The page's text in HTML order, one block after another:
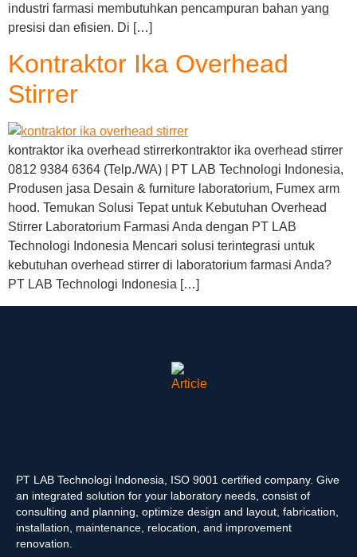
industri farmasi membutuhkan pencampuran bahan yang
presisi dan efisien. Di […]
Kontraktor Ika Overhead
Stirrer
kontraktor ika overhead stirrerkontraktor ika overhead stirrer
0812 9384 6364 (Telp./WA) | PT LAB Technologi Indonesia,
Produsen jasa Desain & furniture laboratorium, Fumex arm
hood. Temukan Solusi Tepat untuk Kebutuhan Overhead
Stirrer Laboratorium Farmasi Anda dengan PT LAB
Technologi Indonesia Mencari solusi terintegrasi untuk
kebutuhan overhead stirrer di laboratorium farmasi Anda?
PT LAB Technologi Indonesia […]
PT LAB Technologi Indonesia, ISO 9001 certified company. Give
an integrated solution for your laboratory needs, consist of
consulting and planning, optimize design and layout, fabrication,
installation, maintenance, relocation, and improvement
renovation.